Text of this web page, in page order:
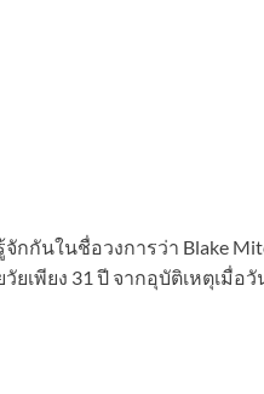
กกันในชื่อวงการว่า Blake
เพียง 31 ปี จากอุบัติเหตุเมื่อ